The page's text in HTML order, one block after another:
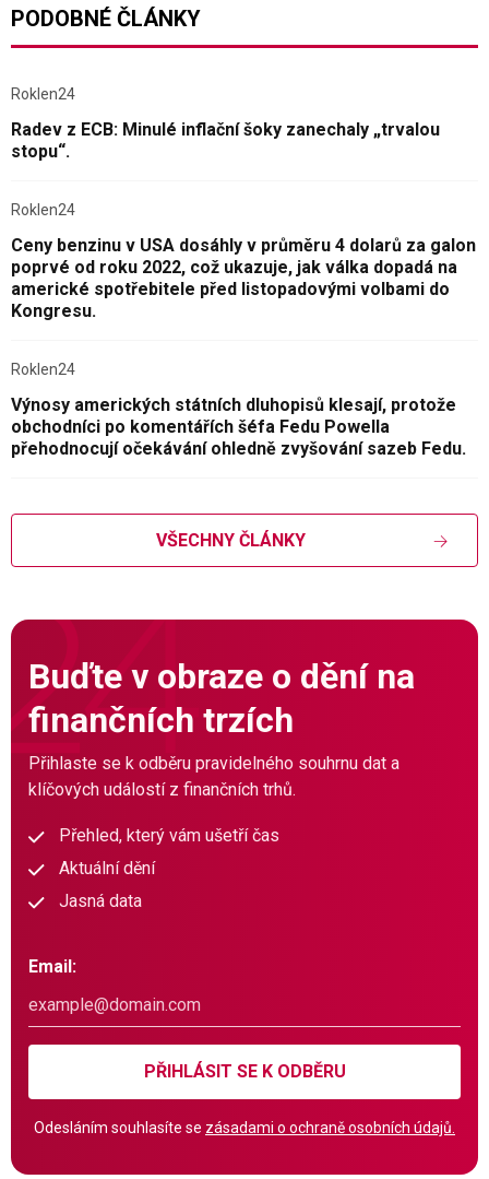
PODOBNÉ ČLÁNKY
Roklen24
Radev z ECB: Minulé inflační šoky zanechaly „trvalou
stopu“.
Roklen24
Ceny benzinu v USA dosáhly v průměru 4 dolarů za galon
poprvé od roku 2022, což ukazuje, jak válka dopadá na
americké spotřebitele před listopadovými volbami do
Kongresu.
Roklen24
Výnosy amerických státních dluhopisů klesají, protože
obchodníci po komentářích šéfa Fedu Powella
přehodnocují očekávání ohledně zvyšování sazeb Fedu.
VŠECHNY ČLÁNKY
Buďte v obraze o dění na
finančních trzích
Přihlaste se k odběru pravidelného souhrnu dat a
klíčových událostí z finančních trhů.
Přehled, který vám ušetří čas
Aktuální dění
Jasná data
Email:
PŘIHLÁSIT SE K ODBĚRU
Odesláním souhlasíte se zásadami o ochraně osobních údajů.